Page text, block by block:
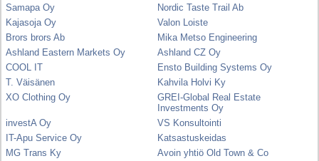
Samapa Oy
Nordic Taste Trail Ab
Kajasoja Oy
Valon Loiste
Brors brors Ab
Mika Metso Engineering
Ashland Eastern Markets Oy
Ashland CZ Oy
COOL IT
Ensto Building Systems Oy
T. Väisänen
Kahvila Holvi Ky
XO Clothing Oy
GREI-Global Real Estate
Investments Oy
investA Oy
VS Konsultointi
IT-Apu Service Oy
Katsastuskeidas
MG Trans Ky
Avoin yhtiö Old Town & Co